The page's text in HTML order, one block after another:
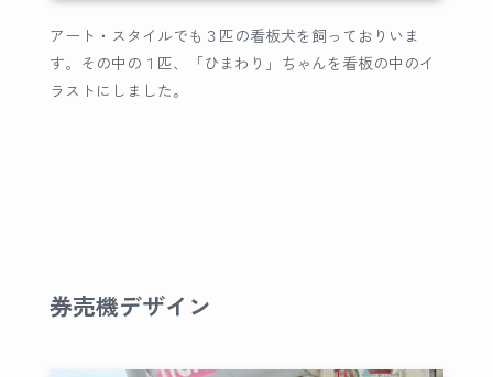
アート・スタイルでも３匹の看板犬を飼っておりいま
す。その中の１匹、「ひまわり」ちゃんを看板の中のイ
ラストにしました。
券売機デザイン